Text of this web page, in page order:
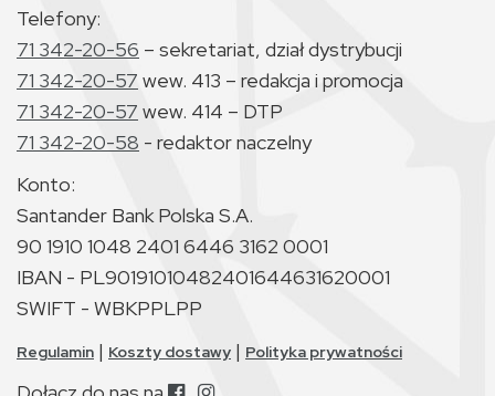
Telefony:
71 342-20-56 – sekretariat, dział dystrybucji
71 342-20-57 wew. 413 – redakcja i promocja
71 342-20-57 wew. 414 – DTP
71 342-20-58 - redaktor naczelny
Konto:
Santander Bank Polska S.A.
90 1910 1048 2401 6446 3162 0001
IBAN - PL90191010482401644631620001
SWIFT - WBKPPLPP
Regulamin | Koszty dostawy | Polityka prywatności